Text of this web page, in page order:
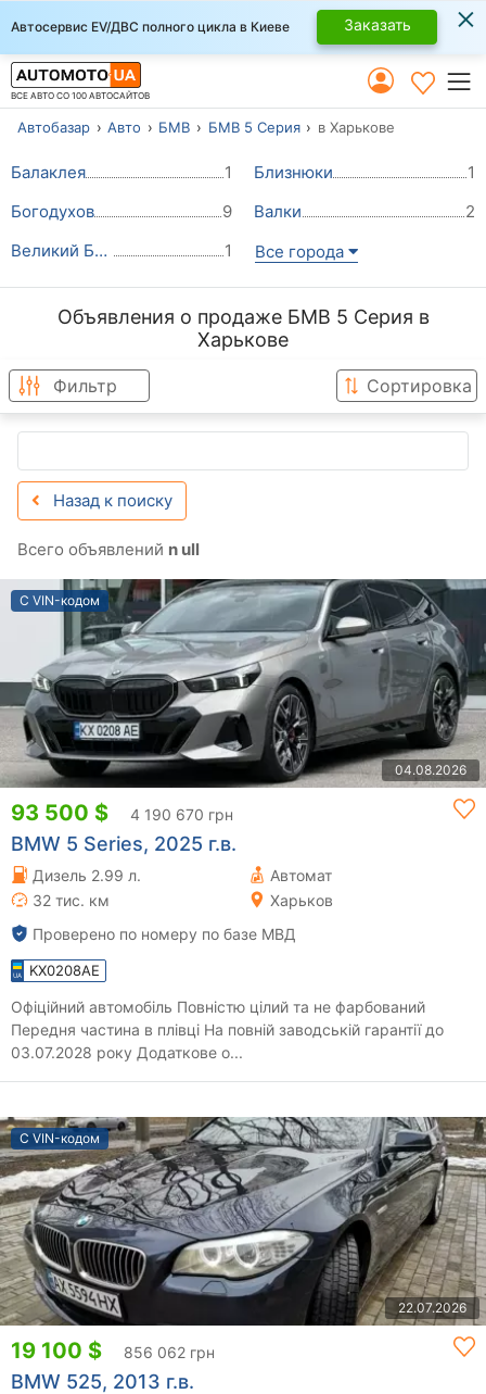
Автосервис EV/ДВС полного цикла в Киеве Заказать ×
ВСЕ АВТО СО 100 АВТОСАЙТОВ
Автобазар Авто БМВ БМВ 5 Серия в Харькове
Балаклея 1 Близнюки
1
Богодухов
9 Валки
2
Великий Бурлук
1 Все города
Объявления о продаже БМВ 5 Серия в
Харькове
Фильтр Сортировка
Назад к поиску
Всего объявлений n ull
С VIN-кодом
04.08.2026
93 500 $ 4 190 670 грн
BMW 5 Series, 2025 г.в.
Дизель 2.99 л.
Автомат
32 тис. км
Харьков
Проверено по номеру по базе МВД
KX0208AE
Офіційний автомобіль Повністю цілий та не фарбований
Передня частина в плівці На повній заводській гарантії до
03.07.2028 року Додаткове о...
С VIN-кодом
22.07.2026
19 100 $ 856 062 грн
BMW 525, 2013 г.в.